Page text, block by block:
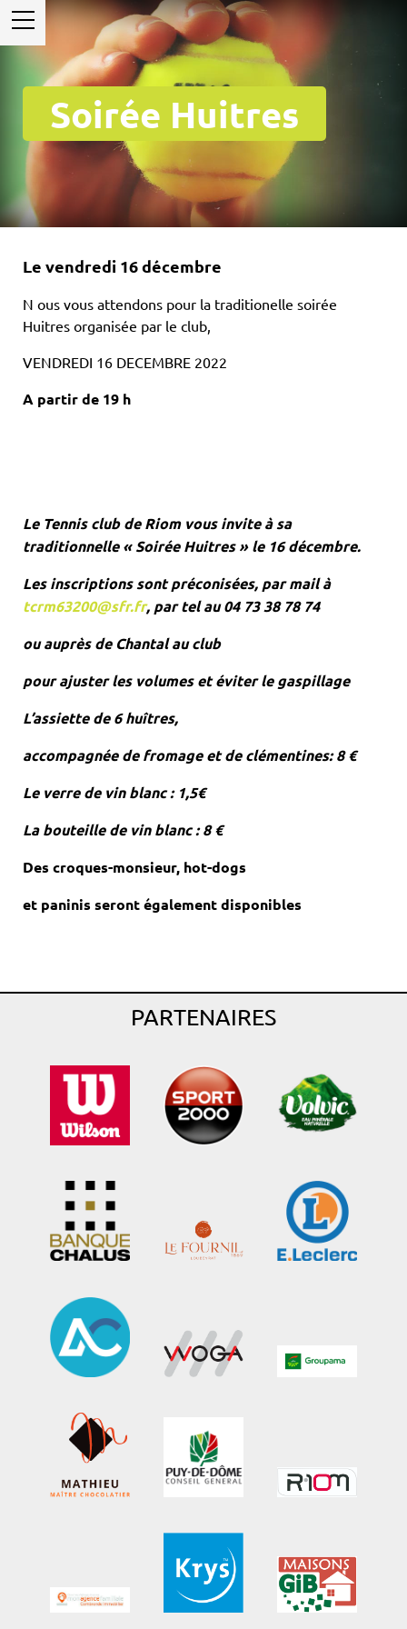
Soirée Huitres
Le vendredi 16 décembre
N ous vous attendons pour la traditionelle soirée
Huitres organisée par le club,
VENDREDI 16 DECEMBRE 2022
A partir de 19 h
Le Tennis club de Riom vous invite à sa
traditionnelle « Soirée Huitres » le 16 décembre.
Les inscriptions sont préconisées, par mail à
tcrm63200@sfr.fr, par tel au 04 73 38 78 74
ou auprès de Chantal au club
pour ajuster les volumes et éviter le gaspillage
L’assiette de 6 huîtres,
accompagnée de fromage et de clémentines: 8 €
Le verre de vin blanc : 1,5€
La bouteille de vin blanc : 8 €
Des croques-monsieur, hot-dogs
et paninis seront également disponibles
PARTENAIRES